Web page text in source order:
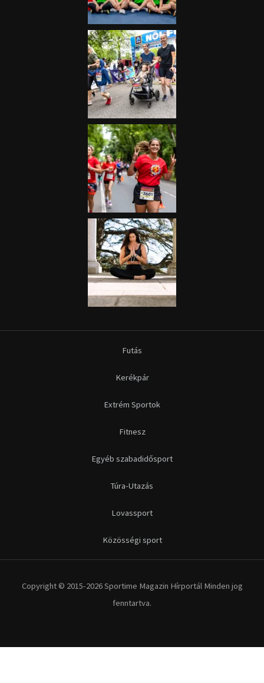
Futás
Kerékpár
Extrém Sportok
Fitnesz
Egyéb szabadidősport
Túra-Utazás
Lovassport
Közösségi sport
Copyright © 2015-2026 Sportime Magazin Hírportál Minden jog
fenntartva.